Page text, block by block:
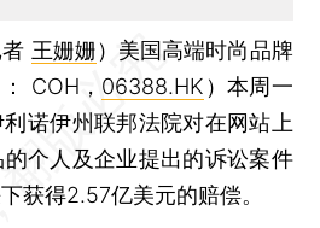
王姗姗） 美国高端时尚品牌
COH， 06388.HK ）本周一
诺伊州联邦法院对在网站上
个人及企业提出的诉讼案件
获得2.57亿美元的赔偿。